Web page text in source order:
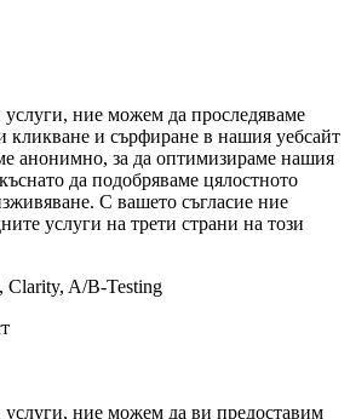
ние можем да проследяваме
кликване и сърфиране в нашия уебсайт
анонимно, за да оптимизираме нашия
да подобряваме цялостното
С вашето съгласие ние
услуги на трети страни на този
Clarity, A/B-Testing
ние можем да ви предоставим